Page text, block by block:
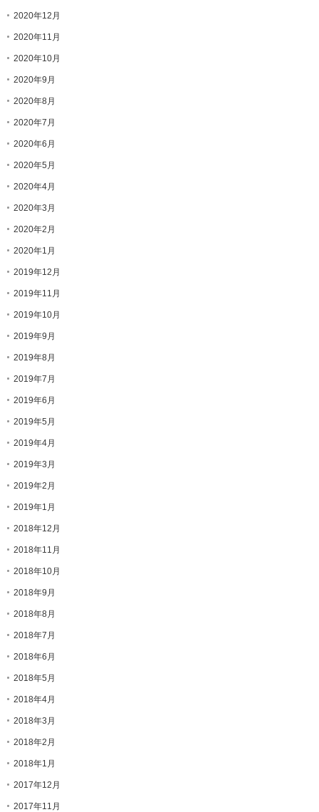
2020年12月
2020年11月
2020年10月
2020年9月
2020年8月
2020年7月
2020年6月
2020年5月
2020年4月
2020年3月
2020年2月
2020年1月
2019年12月
2019年11月
2019年10月
2019年9月
2019年8月
2019年7月
2019年6月
2019年5月
2019年4月
2019年3月
2019年2月
2019年1月
2018年12月
2018年11月
2018年10月
2018年9月
2018年8月
2018年7月
2018年6月
2018年5月
2018年4月
2018年3月
2018年2月
2018年1月
2017年12月
2017年11月